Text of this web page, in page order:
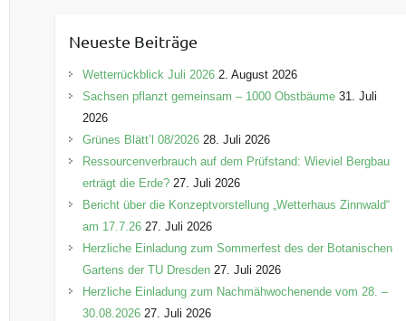
g
o
r
e
n
Neueste Beiträge
Wetterrückblick Juli 2026 2. August 2026
Sachsen pflanzt gemeinsam – 1000 Obstbäume 31. Juli
2026
Grünes Blätt’l 08/2026 28. Juli 2026
Ressourcenverbrauch auf dem Prüfstand: Wieviel Bergbau
erträgt die Erde? 27. Juli 2026
Bericht über die Konzeptvorstellung „Wetterhaus Zinnwald“
am 17.7.26 27. Juli 2026
Herzliche Einladung zum Sommerfest des der Botanischen
Gartens der TU Dresden 27. Juli 2026
Herzliche Einladung zum Nachmähwochenende vom 28. –
30.08.2026 27. Juli 2026